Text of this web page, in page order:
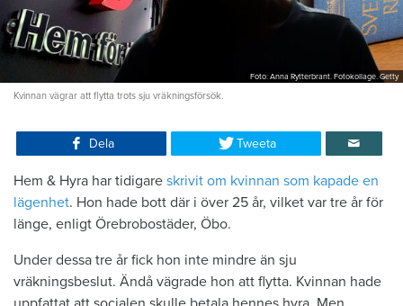
Foto: Anna Rytterbrant. Fotokollage. Getty
Kvinnan vägrar att flytta trots sju vräkningsförsök.
Dela Tweeta
Hem & Hyra har tidigare skrivit om kvinnan som kapade en
lägenhet. Hon hade bott där i över 25 år, vilket var tre år för
länge, enligt Örebrobostäder, Öbo.
Under dessa tre år fick hon inte mindre än sju
vräkningsbeslut. Ändå vägrade hon att flytta. Kvinnan hade